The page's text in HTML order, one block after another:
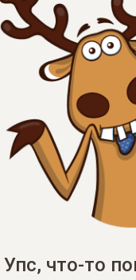
Упс, что-то